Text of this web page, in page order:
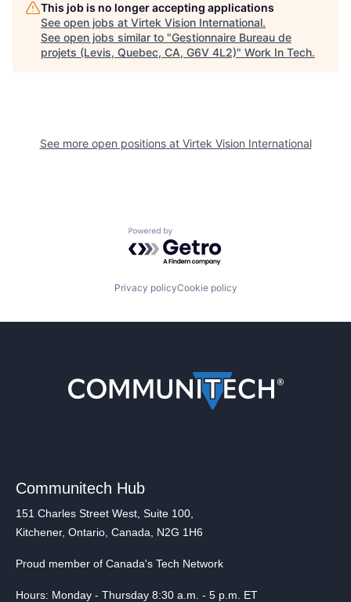
This job is no longer accepting applications
See open jobs at Virtek Vision International.
See open jobs similar to "Gestionnaire Bureau de
projets (Levis, Quebec, CA, G6V 4L2)" Work In Tech.
See more open positions at Virtek Vision International
Powered by Getro.com
Privacy policyCookie policy
Communitech Hub
151 Charles Street West, Suite 100,
Kitchener, Ontario, Canada, N2G 1H6
Proud member of Canada's Tech Network
Hours: Monday - Thursday 8:30 a.m. - 5 p.m. ET